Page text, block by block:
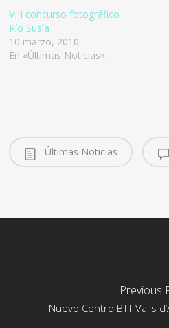
VIII concurso fotográfico
Río Susía
10 marzo, 2010
En «Últimas Noticias»
Últimas Noticias
Previous
Nuevo Centro BTT Valls